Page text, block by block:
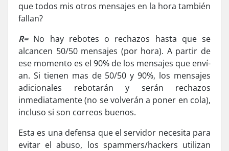
que todos mis otros mensajes en la hora también
fallan?
R=No hay rebotes o rechazos hasta que se
alcancen 50/50 mensajes (por hora). A partir de
ese momento es el 90% de los mensajes que enví­
an. Si tienen mas de 50/50 y 90%, los mensajes
adicionales rebotarán y serán rechazos
inmediatamente (no se volverán a poner en cola),
incluso si son correos buenos.
Esta es una defensa que el servidor necesita para
evitar el abuso, los spammers/hackers utilizan